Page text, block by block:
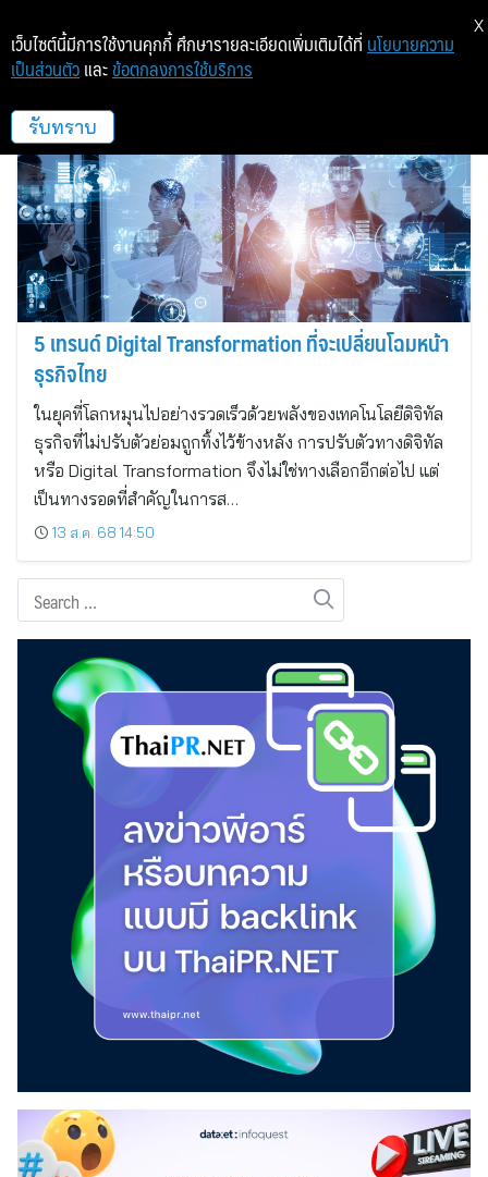
MAC-5LEGACY
5 เทรนด์ Digital Transformation ที่จะเปลี่ยนโฉมหน้า
ธุรกิจไทย
ในยุคที่โลกหมุนไปอย่างรวดเร็วด้วยพลังของเทคโนโลยีดิจิทัล
ธุรกิจที่ไม่ปรับตัวย่อมถูกทิ้งไว้ข้างหลัง การปรับตัวทางดิจิทัล
หรือ Digital Transformation จึงไม่ใช่ทางเลือกอีกต่อไป แต่
เป็นทางรอดที่สำคัญในการส…
13 ส.ค. 68 14:50
เว็บไซต์นี้มีการใช้งานคุกกี้ ศึกษารายละเอียดเพิ่มเติมได้ที่ นโยบายความ
เป็นส่วนตัว และ ข้อตกลงการใช้บริการ
รับทราบ
X